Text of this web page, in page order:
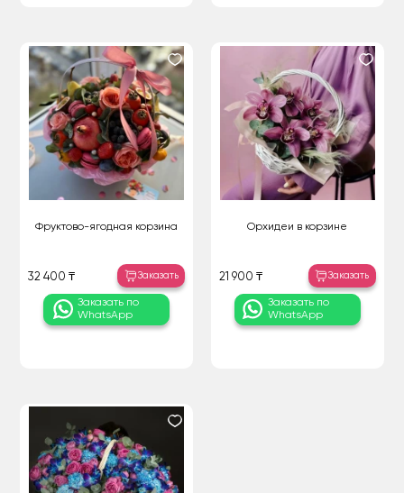
Фруктово-ягодная корзина
32 400 ₸ Заказать
Заказать по
WhatsApp
Орхидеи в корзине
21 900 ₸ Заказать
Заказать по
WhatsApp